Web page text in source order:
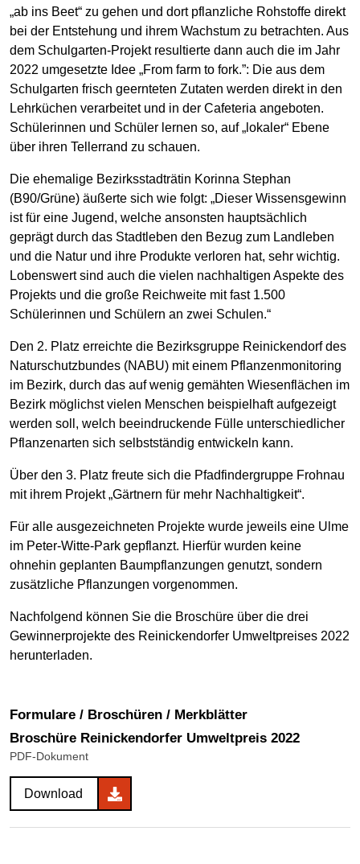
„ab ins Beet“ zu gehen und dort pflanzliche Rohstoffe direkt
bei der Entstehung und ihrem Wachstum zu betrachten. Aus
dem Schulgarten-Projekt resultierte dann auch die im Jahr
2022 umgesetzte Idee „From farm to fork.”: Die aus dem
Schulgarten frisch geernteten Zutaten werden direkt in den
Lehrküchen verarbeitet und in der Cafeteria angeboten.
Schülerinnen und Schüler lernen so, auf „lokaler“ Ebene
über ihren Tellerrand zu schauen.
Die ehemalige Bezirksstadträtin Korinna Stephan
(B90/Grüne) äußerte sich wie folgt: „Dieser Wissensgewinn
ist für eine Jugend, welche ansonsten hauptsächlich
geprägt durch das Stadtleben den Bezug zum Landleben
und die Natur und ihre Produkte verloren hat, sehr wichtig.
Lobenswert sind auch die vielen nachhaltigen Aspekte des
Projekts und die große Reichweite mit fast 1.500
Schülerinnen und Schülern an zwei Schulen.“
Den 2. Platz erreichte die Bezirksgruppe Reinickendorf des
Naturschutzbundes (NABU) mit einem Pflanzenmonitoring
im Bezirk, durch das auf wenig gemähten Wiesenflächen im
Bezirk möglichst vielen Menschen beispielhaft aufgezeigt
werden soll, welch beeindruckende Fülle unterschiedlicher
Pflanzenarten sich selbstständig entwickeln kann.
Über den 3. Platz freute sich die Pfadfindergruppe Frohnau
mit ihrem Projekt „Gärtnern für mehr Nachhaltigkeit“.
Für alle ausgezeichneten Projekte wurde jeweils eine Ulme
im Peter-Witte-Park gepflanzt. Hierfür wurden keine
ohnehin geplanten Baumpflanzungen genutzt, sondern
zusätzliche Pflanzungen vorgenommen.
Nachfolgend können Sie die Broschüre über die drei
Gewinnerprojekte des Reinickendorfer Umweltpreises 2022
herunterladen.
Formulare / Broschüren / Merkblätter
Broschüre Reinickendorfer Umweltpreis 2022
PDF-Dokument
Download